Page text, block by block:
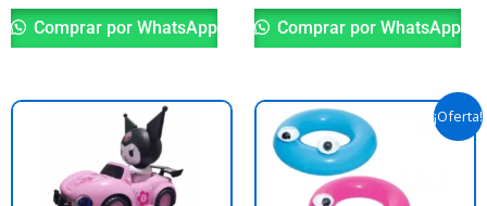
Comprar por WhatsApp Comprar por WhatsApp
¡Oferta!
El
precio
original
era:
$ 29.700,00.
El
precio
actual